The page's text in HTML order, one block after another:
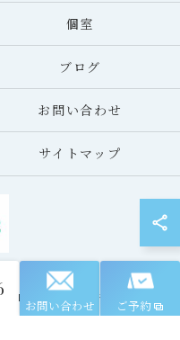
お問い合わせ ご予約
個室
ブログ
お問い合わせ
サイトマップ
RIGHTS RESERVED.